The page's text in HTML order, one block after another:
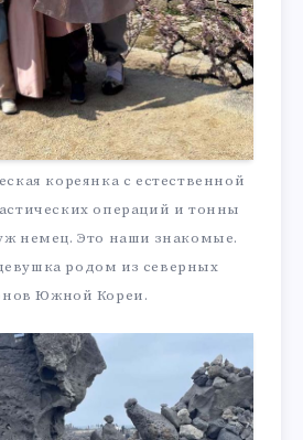
кореянка с естественной
операций и тонны
немец. Это наши знакомые.
родом из северных
Южной Кореи.